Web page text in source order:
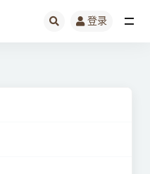
登录